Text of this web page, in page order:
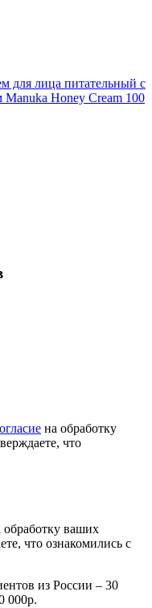
лица питательный с
Honey Cream 100
на обработку
что
обработку ваших
что ознакомились с
из России – 30
000р.